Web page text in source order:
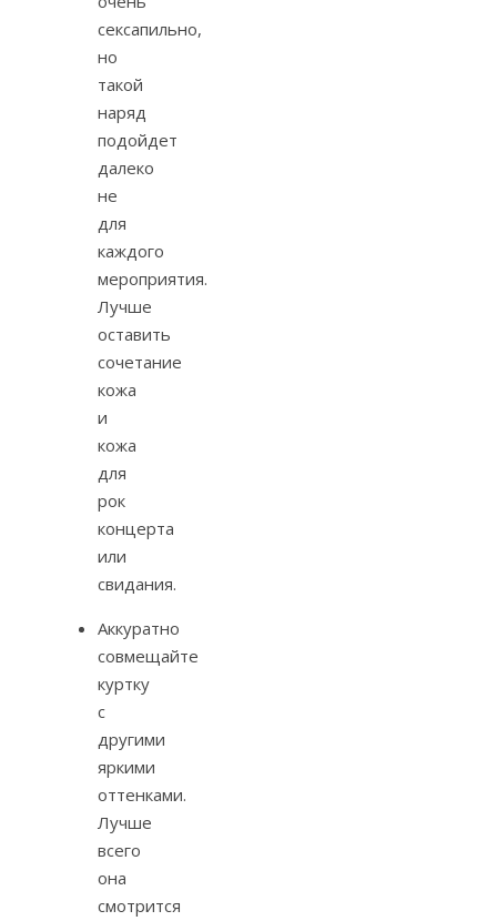
сексапильно,
но
такой
наряд
подойдет
далеко
не
для
каждого
мероприятия.
Лучше
оставить
сочетание
кожа
и
кожа
для
рок
концерта
или
свидания.
Аккуратно
совмещайте
куртку
с
другими
яркими
оттенками.
Лучше
всего
она
смотрится